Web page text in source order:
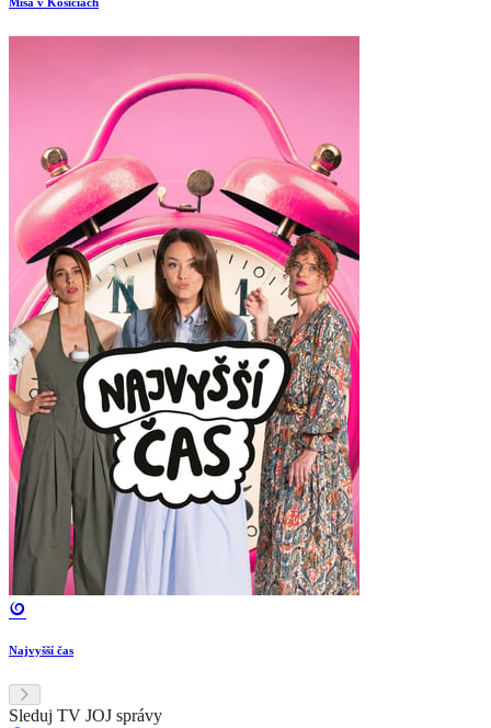
Najvyšší čas
Sleduj TV JOJ správy